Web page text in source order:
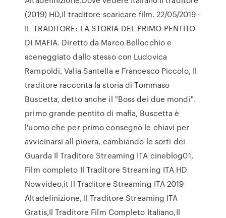
(2019) HD,Il traditore scaricare film. 22/05/2019 ·
IL TRADITORE: LA STORIA DEL PRIMO PENTITO
DI MAFIA. Diretto da Marco Bellocchio e
sceneggiato dallo stesso con Ludovica
Rampoldi, Valia Santella e Francesco Piccolo, Il
traditore racconta la storia di Tommaso
Buscetta, detto anche il "Boss dei due mondi".
primo grande pentito di mafia, Buscetta è
l'uomo che per primo consegnò le chiavi per
avvicinarsi all piovra, cambiando le sorti dei
Guarda Il Traditore Streaming ITA cineblog01,
Film completo Il Traditore Streaming ITA HD
Nowvideo,it Il Traditore Streaming ITA 2019
Altadefinizione, Il Traditore Streaming ITA
Gratis,Il Traditore Film Completo Italiano,Il